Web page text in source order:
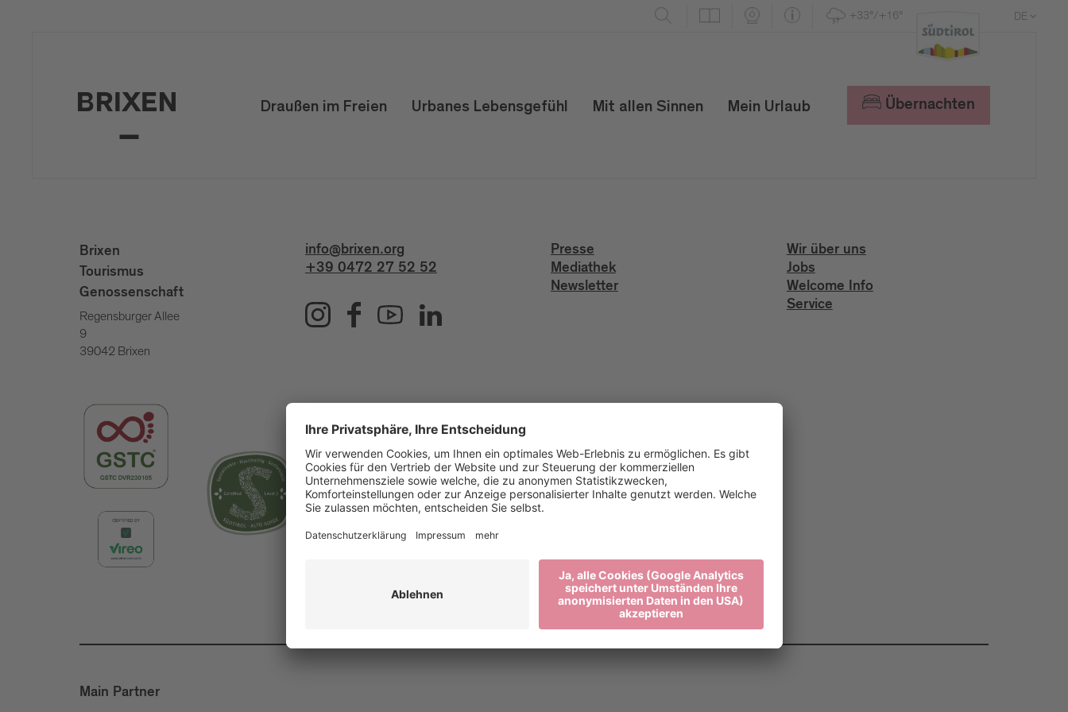
+33°/+16° DE
Draußen im Freien Urbanes Lebensgefühl Mit allen Sinnen Mein Urlaub Übernachten
Brixen
Tourismus
Genossenschaft
Regensburger Allee
9
39042 Brixen
info@brixen.org
+39 0472 27 52 52
Presse
Mediathek
Newsletter
Wir über uns
Jobs
Welcome Info
Service
Main Partner